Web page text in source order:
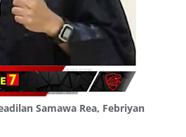
Samawa Rea, Febriyan